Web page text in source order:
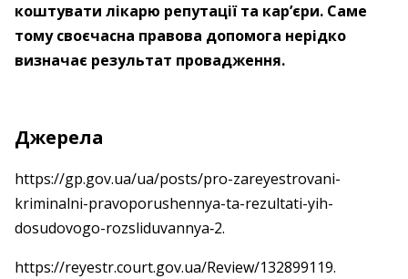
коштувати лікарю репутації та кар’єри. Саме
тому своєчасна правова допомога нерідко
визначає результат провадження.
Джерела
https://gp.gov.ua/ua/posts/pro-zareyestrovani-
kriminalni-pravoporushennya-ta-rezultati-yih-
dosudovogo-rozsliduvannya‑2.
https://reyestr.court.gov.ua/Review/132899119.